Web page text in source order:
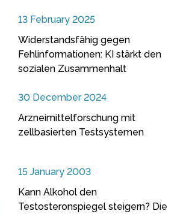
13 February 2025
Widerstandsfähig gegen
Fehlinformationen: KI stärkt den
sozialen Zusammenhalt
30 December 2024
Arzneimittelforschung mit
zellbasierten Testsystemen
15 January 2003
Kann Alkohol den
Testosteronspiegel steigern? Die